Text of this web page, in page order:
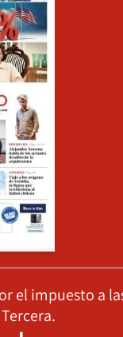
el impuesto a